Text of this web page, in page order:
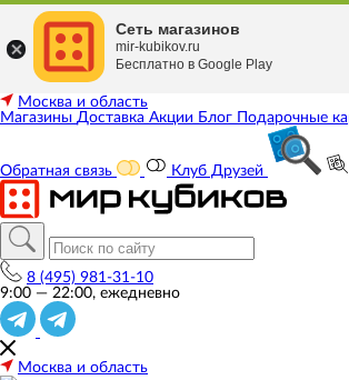
Москва и область
Магазины Доставка Акции Блог Подарочные
Обратная связь Клуб Друзей
8 (495) 981-31-10
9:00 — 22:00, ежедневно
Москва и область
Сеть магазинов
mir-kubikov.ru
Бесплатно в Google Play